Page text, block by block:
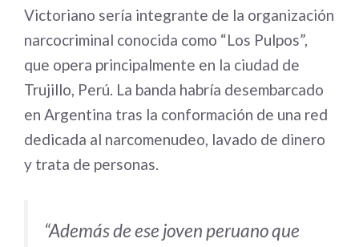
Victoriano sería integrante de la organización
narcocriminal conocida como “Los Pulpos”,
que opera principalmente en la ciudad de
Trujillo, Perú. La banda habría desembarcado
en Argentina tras la conformación de una red
dedicada al narcomenudeo, lavado de dinero
y trata de personas.
“Además de ese joven peruano que